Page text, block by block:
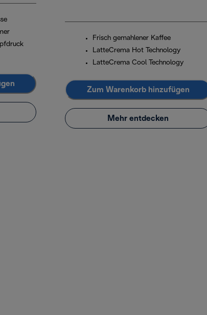
Frisch gemahlener Kaffee
LatteCrema Hot Technology
LatteCrema Cool Technology
Zum Warenkorb hinzufügen
Mehr entdecken